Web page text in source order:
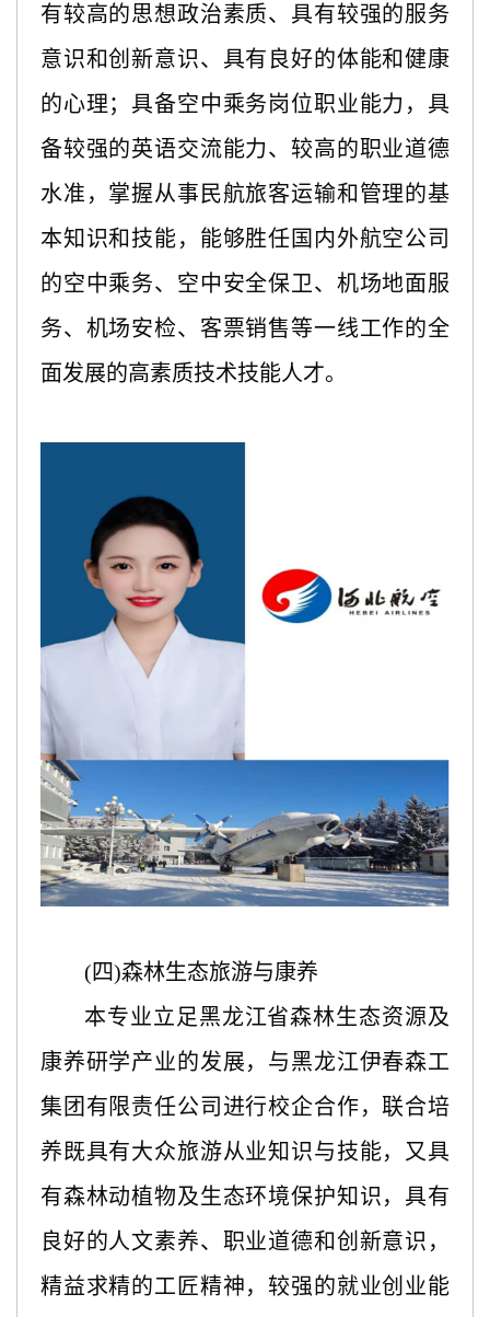
有较高的思想政治素质、具有较强的服务
意识和创新意识、具有良好的体能和健康
的心理；具备空中乘务岗位职业能力，具
备较强的英语交流能力、较高的职业道德
水准，掌握从事民航旅客运输和管理的基
本知识和技能，能够胜任国内外航空公司
的空中乘务、空中安全保卫、机场地面服
务、机场安检、客票销售等一线工作的全
面发展的高素质技术技能人才。
(四)森林生态旅游与康养
本专业立足黑龙江省森林生态资源及
康养研学产业的发展，与黑龙江伊春森工
集团有限责任公司进行校企合作，联合培
养既具有大众旅游从业知识与技能，又具
有森林动植物及生态环境保护知识，具有
良好的人文素养、职业道德和创新意识，
精益求精的工匠精神，较强的就业创业能